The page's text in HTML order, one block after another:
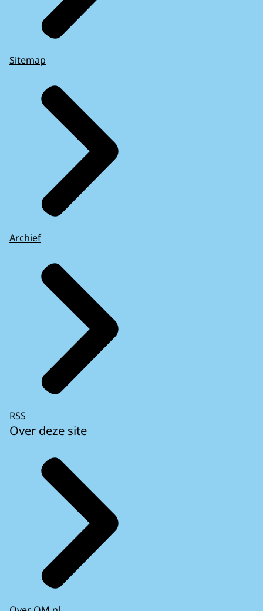
Sitemap
Archief
RSS
Over deze site